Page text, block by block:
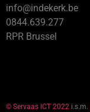
info@indekerk.be
0844.639.277
RPR Brussel
© Servaas ICT 2022 i.s.m.